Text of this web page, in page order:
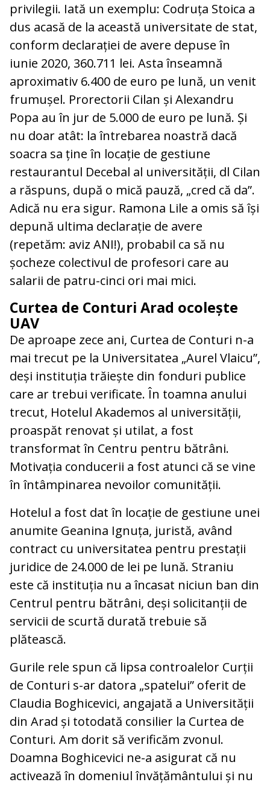
privilegii. Iată un exemplu: Codruța Stoica a
dus acasă de la această universitate de stat,
conform declarației de avere depuse în
iunie 2020, 360.711 lei. Asta înseamnă
aproximativ 6.400 de euro pe lună, un venit
frumușel. Prorectorii Cilan și Alexandru
Popa au în jur de 5.000 de euro pe lună. Și
nu doar atât: la întrebarea noastră dacă
soacra sa ține în locație de gestiune
restaurantul Decebal al universității, dl Cilan
a răspuns, după o mică pauză, „cred că da”.
Adică nu era sigur. Ramona Lile a omis să își
depună ultima declarație de avere
(repetăm: aviz ANI!), probabil ca să nu
șocheze colectivul de profesori care au
salarii de patru-cinci ori mai mici.
Curtea de Conturi Arad ocolește
UAV
De aproape zece ani, Curtea de Conturi n-a
mai trecut pe la Universitatea „Aurel Vlaicu”,
deși instituția trăiește din fonduri publice
care ar trebui verificate. În toamna anului
trecut, Hotelul Akademos al universității,
proaspăt renovat și utilat, a fost
transformat în Centru pentru bătrâni.
Motivația conducerii a fost atunci că se vine
în întâmpinarea nevoilor comunității.
Hotelul a fost dat în locație de gestiune unei
anumite Geanina Ignuța, juristă, având
contract cu universitatea pentru prestații
juridice de 24.000 de lei pe lună. Straniu
este că instituția nu a încasat niciun ban din
Centrul pentru bătrâni, deși solicitanții de
servicii de scurtă durată trebuie să
plătească.
Gurile rele spun că lipsa controalelor Curții
de Conturi s-ar datora „spatelui” oferit de
Claudia Boghicevici, angajată a Universității
din Arad și totodată consilier la Curtea de
Conturi. Am dorit să verificăm zvonul.
Doamna Boghicevici ne-a asigurat că nu
activează în domeniul învățământului și nu